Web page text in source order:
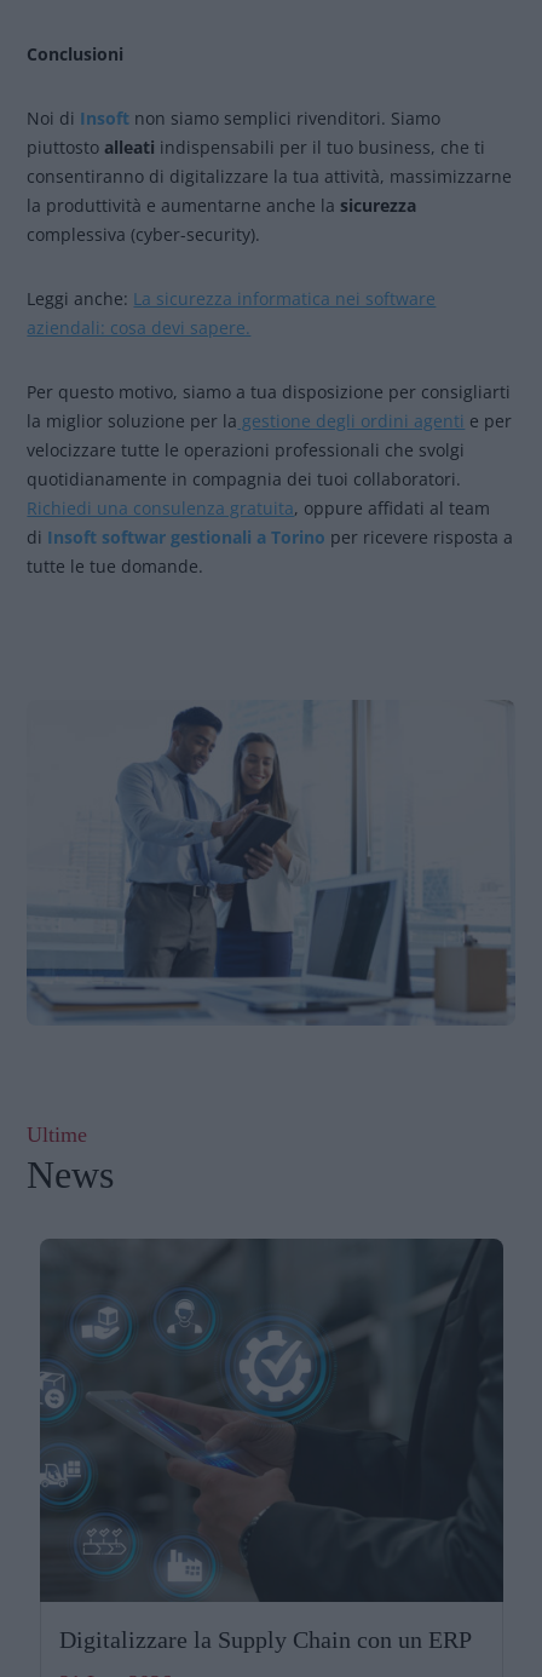
Conclusioni
Noi di Insoft non siamo semplici rivenditori. Siamo
piuttostoalleati indispensabili per il tuo business, che ti
consentiranno di digitalizzare la tua attività, massimizzarne
la produttività e aumentarne anche la sicurezza
complessiva (cyber-security).
Leggi anche: La sicurezza informatica nei software
aziendali: cosa devi sapere.
Per questo motivo, siamo a tua disposizione per consigliarti
la miglior soluzione per la gestione degli ordini agenti e per
velocizzare tutte le operazioni professionali che svolgi
quotidianamente in compagnia dei tuoi collaboratori.
Richiedi una consulenza gratuita, oppure affidati al team
di Insoft softwar gestionali a Torino per ricevere risposta a
tutte le tue domande.
Ultime
News
Digitalizzare la Supply Chain con un ERP